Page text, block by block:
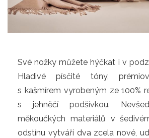
Své nožky můžete hýčkat i v
Hladivé písčité tóny,
s kašmírem vyrobeným ze 100%
s jehněčí podšívkou.
měkoučkých materiálů v
odstínu vytváří dva zcela nové,